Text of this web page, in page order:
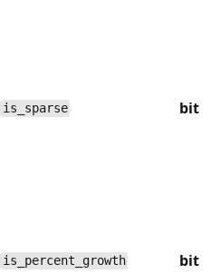
is_sparse bit
is_percent_growth bit